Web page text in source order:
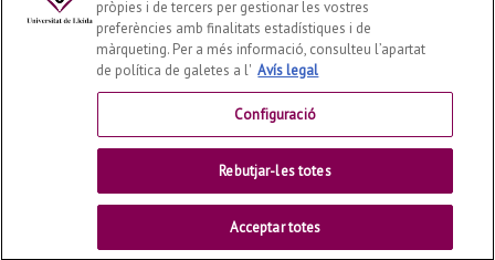
Departament de Geografia, Història i Història de l'Art
© | Telf: +34 973 702131
Contactar
Universitat de Lleida
pròpies i de tercers per gestionar les vostres
preferències amb finalitats estadístiques i de
màrqueting. Per a més informació, consulteu l’apartat
de política de galetes a l' Avís legal
Configuració
Rebutjar-les totes
Acceptar totes